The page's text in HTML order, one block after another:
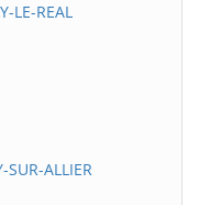
LE-REAL
ALLIER